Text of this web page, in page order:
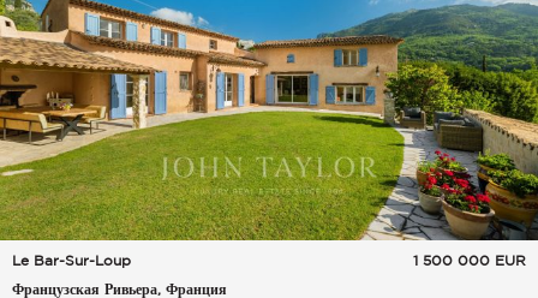
Le Bar-Sur-Loup
Французская Ривьера, Франция
1 500 000 EUR